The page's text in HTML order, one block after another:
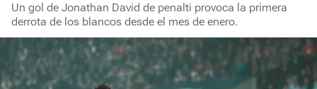
Un gol de Jonathan David de penalti provoca la primera
derrota de los blancos desde el mes de enero.